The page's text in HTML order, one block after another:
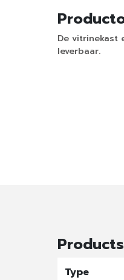
De vitrinekast
leverbaar.
Type